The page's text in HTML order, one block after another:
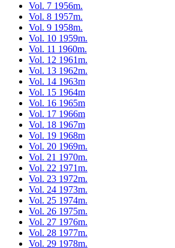
Vol. 7 1956m.
Vol. 8 1957m.
Vol. 9 1958m.
Vol. 10 1959m.
Vol. 11 1960m.
Vol. 12 1961m.
Vol. 13 1962m.
Vol. 14 1963m
Vol. 15 1964m
Vol. 16 1965m
Vol. 17 1966m
Vol. 18 1967m
Vol. 19 1968m
Vol. 20 1969m.
Vol. 21 1970m.
Vol. 22 1971m.
Vol. 23 1972m.
Vol. 24 1973m.
Vol. 25 1974m.
Vol. 26 1975m.
Vol. 27 1976m.
Vol. 28 1977m.
Vol. 29 1978m.